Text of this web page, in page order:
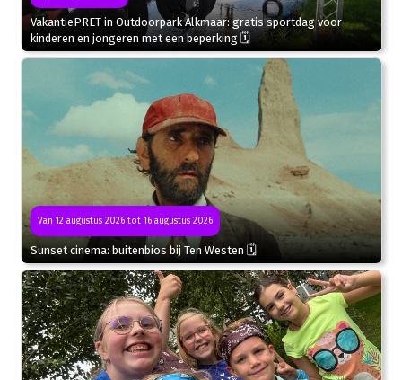
VakantiePRET in Outdoorpark Alkmaar: gratis sportdag voor
kinderen en jongeren met een beperking 🗓
Van 12 augustus 2026 tot 16 augustus 2026
Sunset cinema: buitenbios bij Ten Westen 🗓